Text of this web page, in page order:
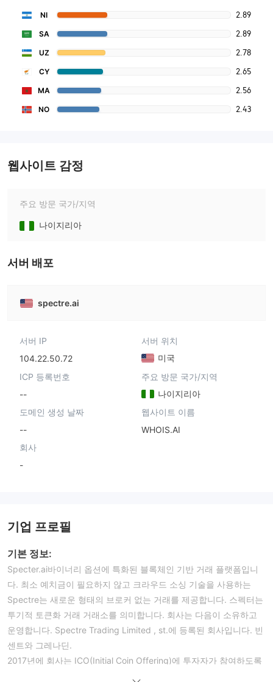
NI 2.89
SA 2.89
UZ 2.78
CY 2.65
MA 2.56
NO 2.43
웹사이트 감정
주요 방문 국가/지역
나이지리아
서버 배포
spectre.ai
서버 IP
104.22.50.72
서버 위치
미국
ICP 등록번호
--
주요 방문 국가/지역
나이지리아
도메인 생성 날짜
--
웹사이트 이름
WHOIS.AI
회사
-
기업 프로필
기본 정보:
Specter.ai바이너리 옵션에 특화된 블록체인 기반 거래 플랫폼입니
다. 최소 예치금이 필요하지 않고 크라우드 소싱 기술을 사용하는
Spectre는 새로운 형태의 브로커 없는 거래를 제공합니다. 스펙터는
투기적 토큰화 거래 거래소를 의미합니다. 회사는 다음이 소유하고
운영합니다. Spectre Trading Limited , st.에 등록된 회사입니다. 빈
센트와 그레나딘.
2017년에 회사는 ICO(Initial Coin Offering)에 투자자가 참여하도록